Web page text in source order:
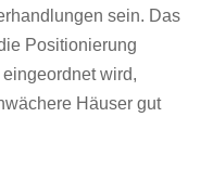
sein. Das
Positionierung
wird,
Häuser gut